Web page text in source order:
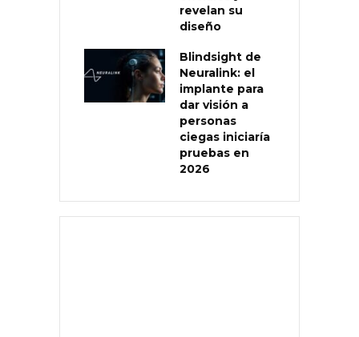
revelan su
diseño
Blindsight de
Neuralink: el
implante para
dar visión a
personas
ciegas iniciaría
pruebas en
2026